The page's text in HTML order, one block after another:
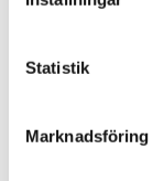
Statistik
Marknadsföring